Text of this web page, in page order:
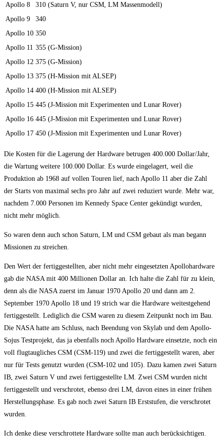
Apollo 8
310 (Saturn V, nur CSM, LM Massenmodell)
Apollo 9
340
Apollo 10 350
Apollo 11 355 (G-Mission)
Apollo 12 375 (G-Mission)
Apollo 13 375 (H-Mission mit ALSEP)
Apollo 14 400 (H-Mission mit ALSEP)
Apollo 15 445 (J-Mission mit Experimenten und Lunar Rover)
Apollo 16 445 (J-Mission mit Experimenten und Lunar Rover)
Apollo 17 450 (J-Mission mit Experimenten und Lunar Rover)
Die Kosten für die Lagerung der Hardware betrugen 400.000 Dollar/Jahr,
die Wartung weitere 100.000 Dollar. Es wurde eingelagert, weil die
Produktion ab 1968 auf vollen Touren lief, nach Apollo 11 aber die Zahl
der Starts von maximal sechs pro Jahr auf zwei reduziert wurde. Mehr war,
nachdem 7.000 Personen im Kennedy Space Center gekündigt wurden,
nicht mehr möglich.
So waren denn auch schon Saturn, LM und CSM gebaut als man begann
Missionen zu streichen.
Den Wert der fertiggestellten, aber nicht mehr eingesetzten Apollohardware
gab die NASA mit 400 Millionen Dollar an. Ich halte die Zahl für zu klein,
denn als die NASA zuerst im Januar 1970 Apollo 20 und dann am 2.
September 1970 Apollo 18 und 19 strich war die Hardware weitestgehend
fertiggestellt. Lediglich die CSM waren zu diesem Zeitpunkt noch im Bau.
Die NASA hatte am Schluss, nach Beendung von Skylab und dem Apollo-
Sojus Testprojekt, das ja ebenfalls noch Apollo Hardware einsetzte, noch ein
voll flugtaugliches CSM (CSM-119) und zwei die fertiggestellt waren, aber
nur für Tests genutzt wurden (CSM-102 und 105). Dazu kamen zwei Saturn
IB, zwei Saturn V und zwei fertiggestellte LM. Zwei CSM wurden nicht
fertiggestellt und verschrotet, ebenso drei LM, davon eines in einer frühen
Herstellungsphase. Es gab noch zwei Saturn IB Erststufen, die verschrotet
wurden.
Ich denke diese verschrottete Hardware sollte man auch berücksichtigen.